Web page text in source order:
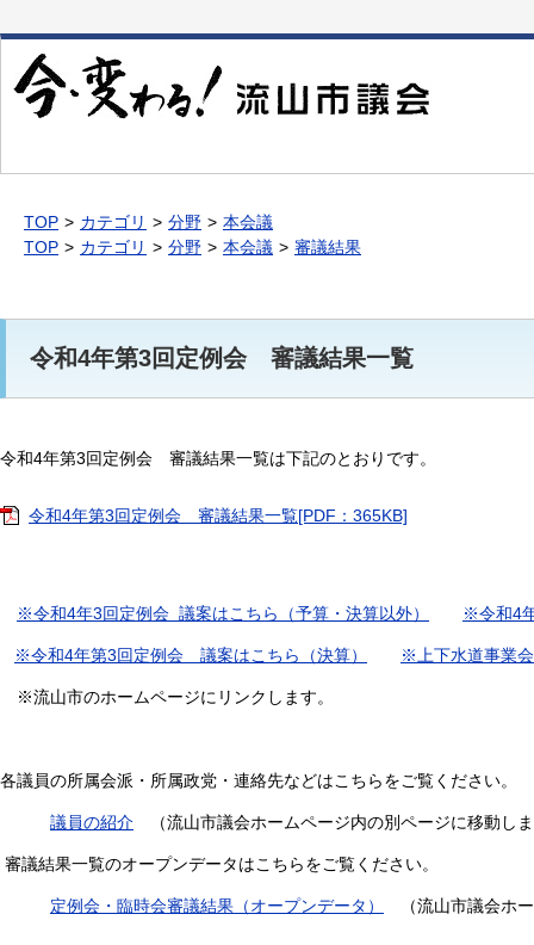
文
移
動
TOP カテゴリ 分野
本会議
TOP
カテゴリ 分野 本会議 審議結果
令和4年第3回定例会 審議結果一覧
令和4年第3回定例会 審議結果一覧は下記のとおりです。
令和4年第3回定例会 審議結果一覧[PDF：365KB]
※令和4年3回定例会 議案はこちら（予算・決算以外） ※令和4
※令和4年第3回定例会 議案はこちら（決算） ※上下水道事業
※流山市のホームページにリンクします。
各議員の所属会派・所属政党・連絡先などはこちらをご覧ください。
議員の紹介 （流山市議会ホームページ内の別ページに移動し
審議結果一覧のオープンデータはこちらをご覧ください。
定例会・臨時会審議結果（オープンデータ） （流山市議会ホ